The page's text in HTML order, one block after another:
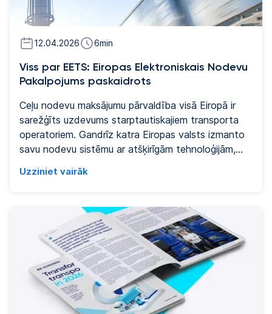
transportlīdzekļu ekspluatāciju, paverot jaunas
iespējas optimizēt maršrutus, autoparka sastāvu un
kopējo izmaksu efektivitāti.
12.04.2026 6min
Viss par EETS: Eiropas Elektroniskais Nodevu
Pakalpojums paskaidrots
Ceļu nodevu maksājumu pārvaldība visā Eiropā ir
sarežģīts uzdevums starptautiskajiem transporta
operatoriem. Gandrīz katra Eiropas valsts izmanto
savu nodevu sistēmu ar atšķirīgām tehnoloģijām,
pārrobežu pārvadājumus, tas var radīt lielu
Eiropas Elektroniskais Nodevu Pakalpojums (EETS)
tika izveidots, lai vienkāršotu šo sarežģītību. Šis
raksts skaidro, kas ir EETS, kā tas darbojas praksē
un kāpēc tam ir galvenā loma automātisku nodevu
maksājumu nodrošināšanā Eiropā profesionālajiem
autoparkiem.
Uzziniet vairāk